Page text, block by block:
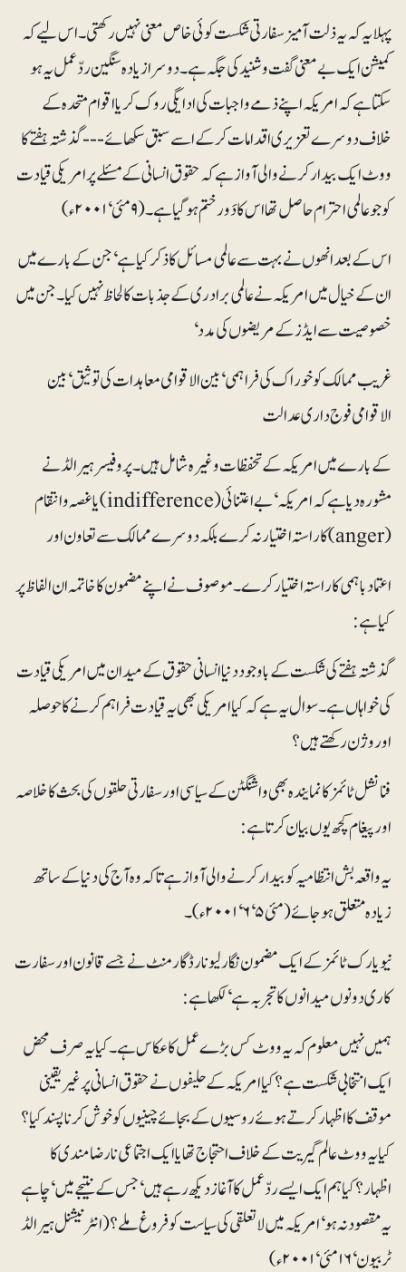
پہلا یہ کہ یہ ذلت آمیز سفارتی شکست کوئی خاص معنی نہیں رکھتی۔ اس لیے کہ
کمیشن ایک بے معنی گفت و شنید کی جگہ ہے۔ دوسرا زیادہ سنگین ردّعمل یہ ہو
سکتا ہے کہ امریکہ اپنے ذمے واجبات کی ادایگی روک کر یا اقوام متحدہ کے
خلاف دوسرے تعزیری اقدامات کر کے اسے سبق سکھائے--- گذشتہ ہفتے کا
ووٹ ایک بیدارکرنے والی آواز ہے کہ حقوق انسانی کے مسئلے پر امریکی قیادت
کو جو عالمی احترام حاصل تھا اس کا دَور ختم ہو گیا ہے۔ (۹ مئی‘ ۲۰۰۱ء)
اس کے بعد انھوں نے بہت سے عالمی مسائل کا ذکر کیا ہے‘ جن کے بارے میں
ان کے خیال میں امریکہ نے عالمی برادری کے جذبات کا لحاظ نہیں کیا۔ جن میں
خصوصیت سے ایڈز کے مریضوں کی مدد‘
غریب ممالک کو خوراک کی فراہمی‘ بین الاقوامی معاہدات کی توثیق‘ بین
الاقوامی فوج داری عدالت
کے بارے میں امریکہ کے تحفظات وغیرہ شامل ہیں۔ پروفیسر ہیرالڈ نے
مشورہ دیا ہے کہ امریکہ ‘ بے اعتنائی (indifference) یا غصہ و انتقام
(anger)کا راستہ اختیار نہ کرے بلکہ دوسرے ممالک سے تعاون اور
اعتماد باہمی کا راستہ اختیار کرے۔ موصوف نے اپنے مضمون کا خاتمہ ان الفاظ پر
کیا ہے:
گذشتہ ہفتے کی شکست کے باوجود دنیا انسانی حقوق کے میدان میں امریکی قیادت
کی خواہاں ہے۔ سوال یہ ہے کہ کیا امریکی بھی یہ قیادت فراہم کرنے کا حوصلہ
اور وژن رکھتے ہیں؟
فنانشل ٹائمز کا نمایندہ بھی واشنگٹن کے سیاسی اور سفارتی حلقوں کی بحث کا خلاصہ
اور پیغام کچھ یوں بیان کرتا ہے:
یہ واقعہ بش انتظامیہ کو بیدار کرنے والی آواز ہے تاکہ وہ آج کی دنیا کے ساتھ
زیادہ متعلق ہو جائے (مئی ۵‘ ۶‘ ۲۰۰۱ء)۔
نیویارک ٹائمز کے ایک مضمون نگار لیونارڈ گارمنٹ نے جسے قانون اور سفارت
کاری دونوں میدانوں کا تجربہ ہے‘ لکھاہے:
ہمیں نہیں معلوم کہ یہ ووٹ کس بڑے عمل کا عکاس ہے۔ کیا یہ صرف محض
ایک انتخابی شکست ہے؟ کیا امریکہ کے حلیفوں نے حقوق انسانی پر غیر یقینی
موقف کا اظہار کرتے ہوئے روسیوں کے بجائے چینیوں کو خوش کرنا پسند کیا؟
کیا یہ ووٹ عالم گیریت کے خلاف احتجاج تھا یا ایک اجتماعی نارضامندی کا
اظہار؟ کیا ہم ایک ایسے ردّعمل کا آغاز دیکھ رہے ہیں‘ جس کے نتیجے میں‘ چاہے
یہ مقصود نہ ہو‘ امریکہ میں لاتعلقی کی سیاست کو فروغ ملے؟ ( انٹرنیشنل ہیرالڈ
ٹربیون‘۱۶ مئی‘ ۲۰۰۱ء)